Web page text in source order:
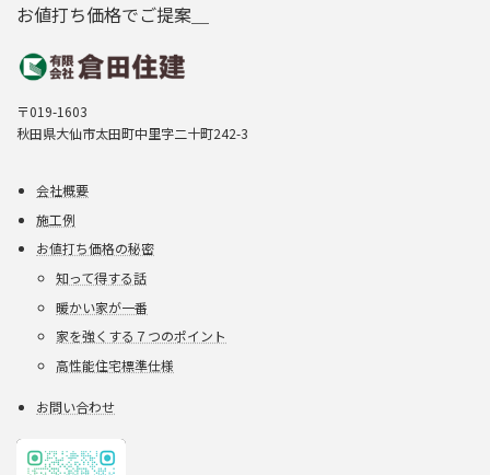
お値打ち価格でご提案＿
〒019-1603
秋田県大仙市太田町中里字二十町242-3
会社概要
施工例
お値打ち価格の秘密
知って得する話
暖かい家が一番
家を強くする７つのポイント
高性能住宅標準仕様
お問い合わせ